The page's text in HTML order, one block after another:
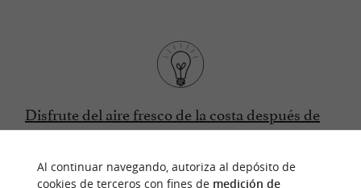
Disfrute del aire fresco de la costa después de
un tratamiento de belleza.
Al continuar navegando, autoriza al depósito de
cookies de terceros con fines de medición de